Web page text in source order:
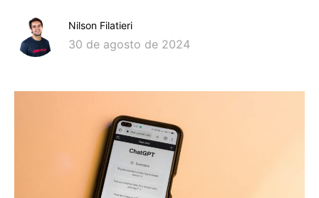
Nilson Filatieri
30 de agosto de 2024